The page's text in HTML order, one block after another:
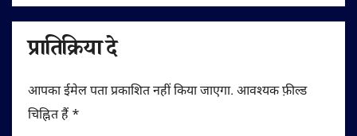
प्रातिक्रिया दे
आपका ईमेल पता प्रकाशित नहीं किया जाएगा. आवश्यक फ़ील्ड
चिह्नित हैं *